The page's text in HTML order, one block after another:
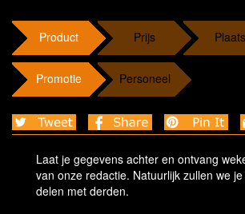
Product Prijs Plaats
Promotie Personeel
Laat je gegevens achter en ontvang
van onze redactie. Natuurlijk zullen we
delen met derden.